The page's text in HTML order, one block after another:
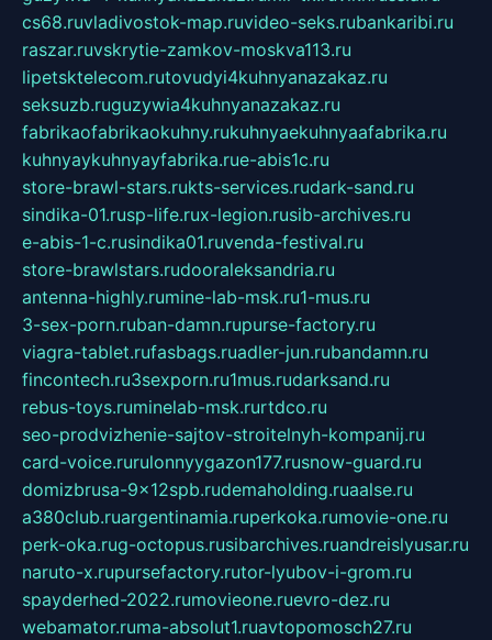
cs68.ruvladivostok-map.ruvideo-seks.rubankaribi.ru
raszar.ruvskrytie-zamkov-moskva113.ru
lipetsktelecom.rutovudyi4kuhnyanazakaz.ru
seksuzb.ruguzywia4kuhnyanazakaz.ru
fabrikaofabrikaokuhny.rukuhnyaekuhnyaafabrika.ru
kuhnyaykuhnyayfabrika.rue-abis1c.ru
store-brawl-stars.rukts-services.rudark-sand.ru
sindika-01.rusp-life.rux-legion.rusib-archives.ru
e-abis-1-c.rusindika01.ruvenda-festival.ru
store-brawlstars.rudooraleksandria.ru
antenna-highly.rumine-lab-msk.ru1-mus.ru
3-sex-porn.ruban-damn.rupurse-factory.ru
viagra-tablet.rufasbags.ruadler-jun.rubandamn.ru
fincontech.ru3sexporn.ru1mus.rudarksand.ru
rebus-toys.ruminelab-msk.rurtdco.ru
seo-prodvizhenie-sajtov-stroitelnyh-kompanij.ru
card-voice.rurulonnyygazon177.rusnow-guard.ru
domizbrusa-9x12spb.rudemaholding.ruaalse.ru
a380club.ruargentinamia.ruperkoka.rumovie-one.ru
perk-oka.rug-octopus.rusibarchives.ruandreislyusar.ru
naruto-x.rupursefactory.rutor-lyubov-i-grom.ru
spayderhed-2022.rumovieone.ruevro-dez.ru
webamator.ruma-absolut1.ruavtopomosch27.ru